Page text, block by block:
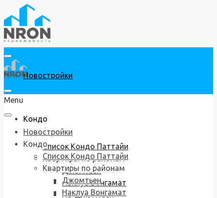
Новостройки
Кондо
Список Кондо Паттайи
Квартиры по районам
Джомтьен
Наклуа Вонгамат
На-Джомтьен
Menu
Новостройки
Кондо
Список Кондо Паттайи
Квартиры по районам
Джомтьен
Наклуа Вонгамат